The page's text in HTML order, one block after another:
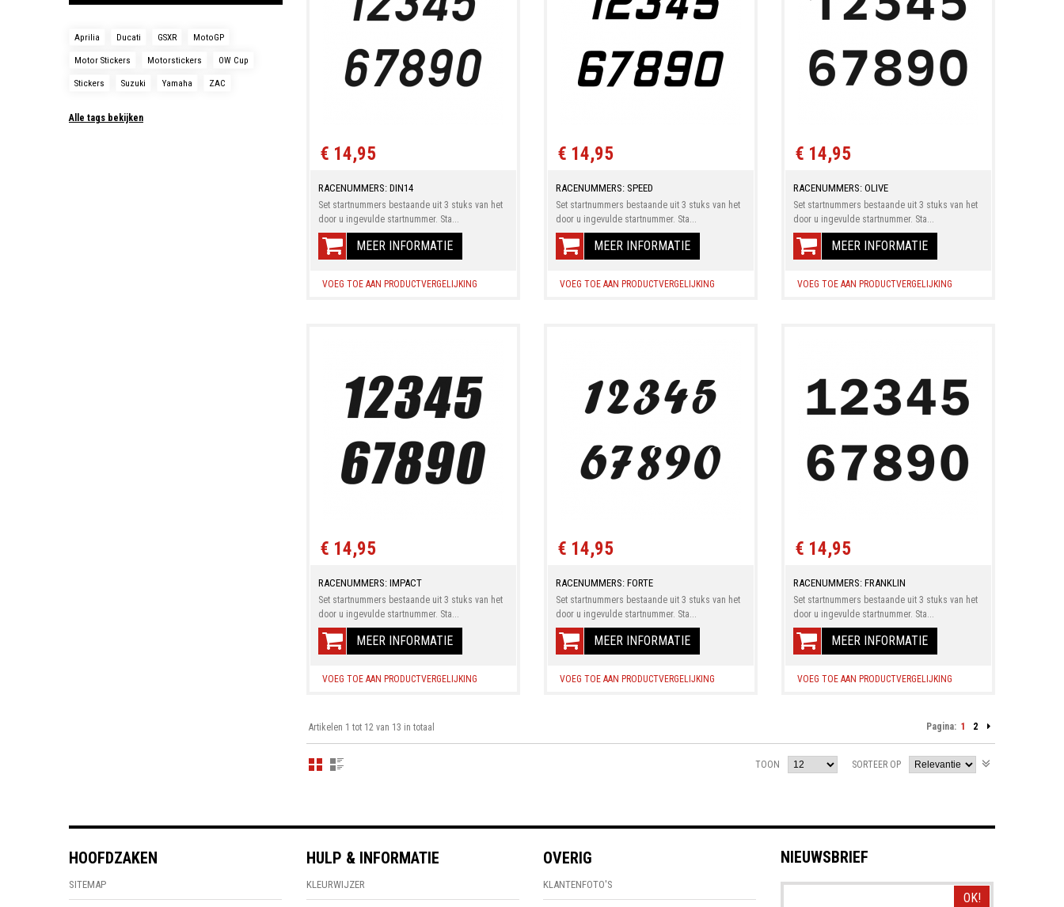
€ 14,95
RACENUMMERS: DIN14
Set startnummers bestaande uit 3 stuks van het
door u ingevulde startnummer. Sta...
MEER INFORMATIE
VOEG TOE AAN PRODUCTVERGELIJKING
€ 14,95
RACENUMMERS: SPEED
Set startnummers bestaande uit 3 stuks van het
door u ingevulde startnummer. Sta...
MEER INFORMATIE
VOEG TOE AAN PRODUCTVERGELIJKING
€ 14,95
RACENUMMERS: OLIVE
Set startnummers bestaande uit 3 stuks van het
door u ingevulde startnummer. Sta...
MEER INFORMATIE
VOEG TOE AAN PRODUCTVERGELIJKING
€ 14,95
RACENUMMERS: IMPACT
Set startnummers bestaande uit 3 stuks van het
door u ingevulde startnummer. Sta...
MEER INFORMATIE
VOEG TOE AAN PRODUCTVERGELIJKING
€ 14,95
RACENUMMERS: FORTE
Set startnummers bestaande uit 3 stuks van het
door u ingevulde startnummer. Sta...
MEER INFORMATIE
VOEG TOE AAN PRODUCTVERGELIJKING
€ 14,95
RACENUMMERS: FRANKLIN
Set startnummers bestaande uit 3 stuks van het
door u ingevulde startnummer. Sta...
MEER INFORMATIE
VOEG TOE AAN PRODUCTVERGELIJKING
Artikelen 1 tot 12 van 13 in totaal Pagina: 1 2
SORTEER OP
TOON
Aprilia Ducati GSXR MotoGP
Motor Stickers Motorstickers OW Cup
Stickers Suzuki Yamaha ZAC
Alle tags bekijken
HOOFDZAKEN
SITEMAP
HULP & INFORMATIE
KLEURWIJZER
OVERIG
KLANTENFOTO'S
NIEUWSBRIEF
OK!